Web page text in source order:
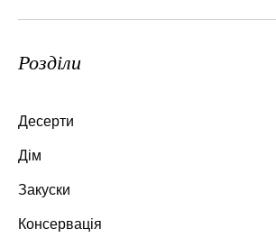
Розділи
Десерти
Дім
Закуски
Консервація